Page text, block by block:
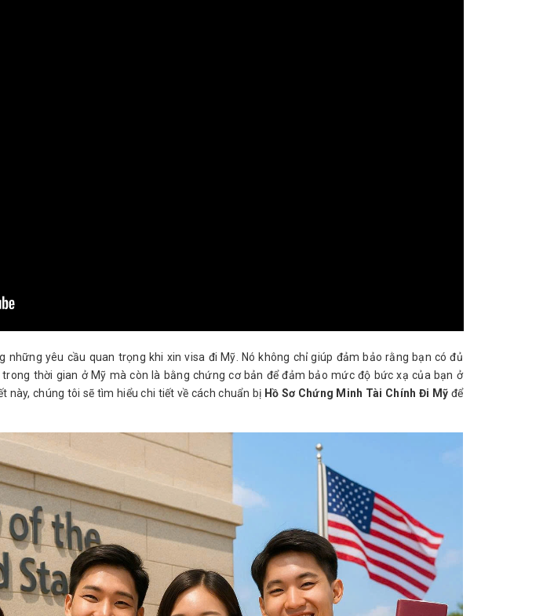
những yêu cầu quan trọng khi xin visa đi Mỹ. Nó không chỉ giúp đảm bảo rằng bạn có đủ
thời gian ở Mỹ mà còn là bằng chứng cơ bản để đảm bảo mức độ bức xạ của bạn ở
này, chúng tôi sẽ tìm hiểu chi tiết về cách chuẩn bị Hồ Sơ Chứng Minh Tài Chính Đi Mỹ để